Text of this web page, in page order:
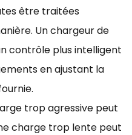
être traitées
Un chargeur de
contrôle plus intelligent
en ajustant la
trop agressive peut
charge trop lente peut